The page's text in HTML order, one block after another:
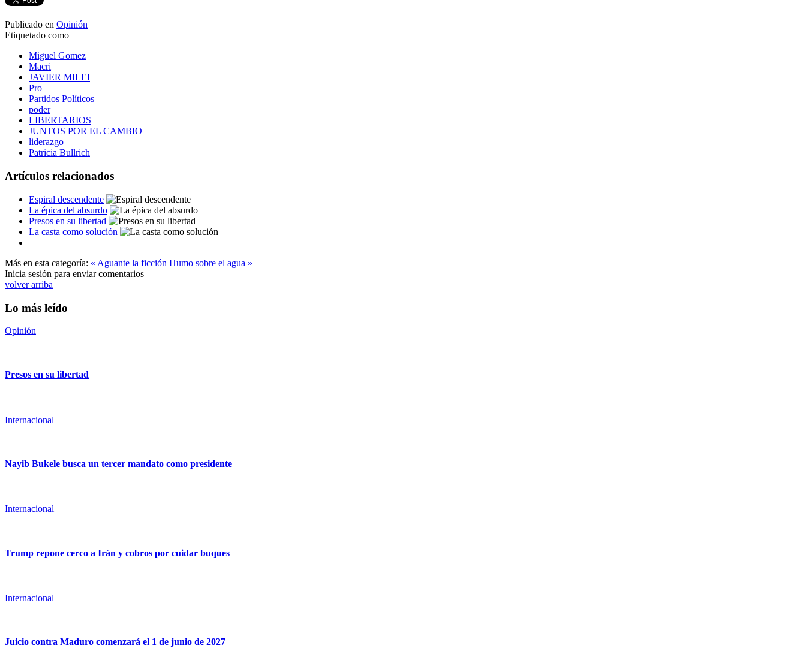
Publicado en Opinión
Etiquetado como
Miguel Gomez
Macri
JAVIER MILEI
Pro
Partidos Políticos
poder
LIBERTARIOS
JUNTOS POR EL CAMBIO
liderazgo
Patricia Bullrich
Artículos relacionados
Espiral descendente
La épica del absurdo
Presos en su libertad
La casta como solución
Más en esta categoría: « Aguante la ficción Humo sobre el agua »
Inicia sesión para enviar comentarios
volver arriba
Lo más leído
Opinión
Presos en su libertad
Internacional
Nayib Bukele busca un tercer mandato como presidente
Internacional
Trump repone cerco a Irán y cobros por cuidar buques
Internacional
Juicio contra Maduro comenzará el 1 de junio de 2027